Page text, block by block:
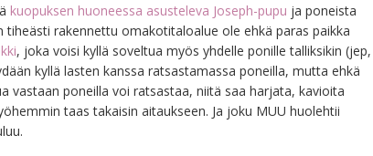
kuopuksen huoneessa asusteleva Joseph-pupu ja poneista
rakennettu omakotitaloalue ole ehkä paras paikka
, joka voisi kyllä soveltua myös yhdelle ponille talliksikin (jep,
kyllä lasten kanssa ratsastamassa poneilla, mutta ehkä
vastaan poneilla voi ratsastaa, niitä saa harjata, kavioita
taas takaisin aitaukseen. Ja joku MUU huolehtii